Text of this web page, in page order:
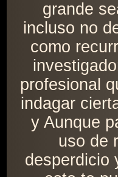
grande
incluso no
como
profesional
indagar
y Aunque
uso de
desperdicio